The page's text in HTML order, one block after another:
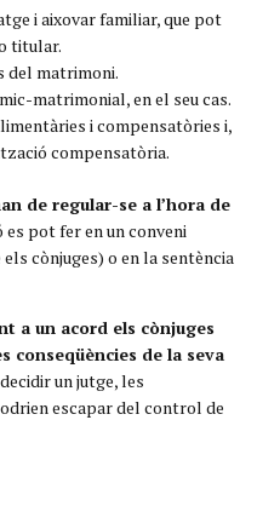
i aixovar familiar, que pot
titular.
del matrimoni.
matrimonial, en el seu cas.
i compensatòries i,
compensatòria.
de regular-se a l’hora de
es pot fer en un conveni
cònjuges) o en la sentència
a un acord els cònjuges
de la seva
un jutge, les
escapar del control de